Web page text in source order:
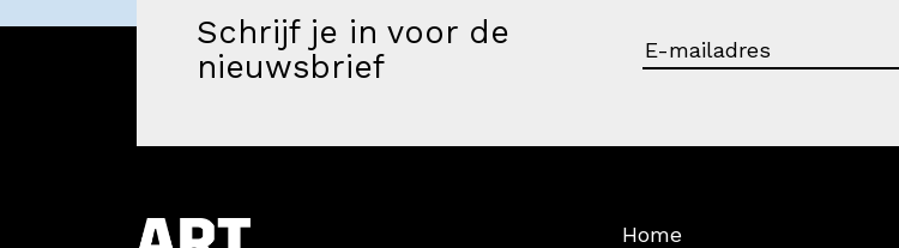
Programma
Schrijf je in voor de
nieuwsbrief
Home